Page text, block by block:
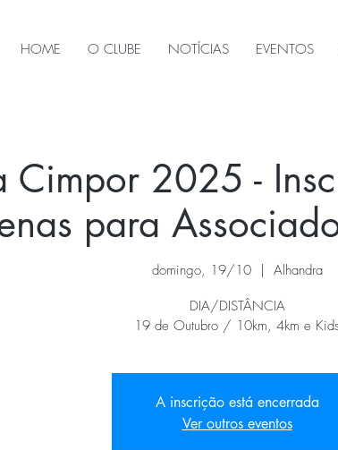
HOME O CLUBE NOTÍCIAS EVENTOS
Cimpor 2025 -
para
domingo, 19/10
  |
Alhandra
DIA/DISTÂNCIA
19 de Outubro / 10km, 4km e Kids
A inscrição está encerrada
Ver outros eventos